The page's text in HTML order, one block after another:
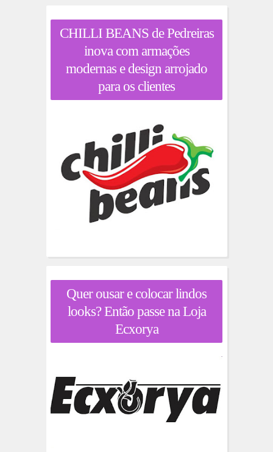
CHILLI BEANS de Pedreiras
inova com armações
modernas e design arrojado
para os clientes
Quer ousar e colocar lindos
looks? Então passe na Loja
Ecxorya